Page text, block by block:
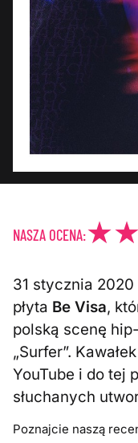
NASZA OCENA:
31 stycznia 2020
płyta Be Visa,
polską scenę
„Surfer”.
YouTube i do tej
słuchanych
Poznajcie naszą